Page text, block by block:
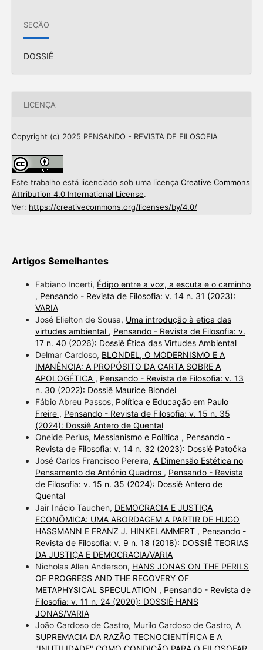
SEÇÃO
DOSSIÊ
LICENÇA
Copyright (c) 2025 PENSANDO - REVISTA DE FILOSOFIA
Este trabalho está licenciado sob uma licença Creative Commons
Attribution 4.0 International License.
Ver: https://creativecommons.org/licenses/by/4.0/
Artigos Semelhantes
Fabiano Incerti, Édipo entre a voz, a escuta e o caminho
, Pensando - Revista de Filosofia: v. 14 n. 31 (2023):
VARIA
José Elielton de Sousa, Uma introdução à etica das
virtudes ambiental , Pensando - Revista de Filosofia: v.
17 n. 40 (2026): Dossiê Ética das Virtudes Ambiental
Delmar Cardoso, BLONDEL, O MODERNISMO E A
IMANÊNCIA: A PROPÓSITO DA CARTA SOBRE A
APOLOGÉTICA , Pensando - Revista de Filosofia: v. 13
n. 30 (2022): Dossiê Maurice Blondel
Fábio Abreu Passos, Política e Educação em Paulo
Freire , Pensando - Revista de Filosofia: v. 15 n. 35
(2024): Dossiê Antero de Quental
Oneide Perius, Messianismo e Política , Pensando -
Revista de Filosofia: v. 14 n. 32 (2023): Dossiê Patočka
José Carlos Francisco Pereira, A Dimensão Estética no
Pensamento de António Quadros , Pensando - Revista
de Filosofia: v. 15 n. 35 (2024): Dossiê Antero de
Quental
Jair Inácio Tauchen, DEMOCRACIA E JUSTIÇA
ECONÔMICA: UMA ABORDAGEM A PARTIR DE HUGO
HASSMANN E FRANZ J. HINKELAMMERT , Pensando -
Revista de Filosofia: v. 9 n. 18 (2018): DOSSIÊ TEORIAS
DA JUSTIÇA E DEMOCRACIA/VARIA
Nicholas Allen Anderson, HANS JONAS ON THE PERILS
OF PROGRESS AND THE RECOVERY OF
METAPHYSICAL SPECULATION , Pensando - Revista de
Filosofia: v. 11 n. 24 (2020): DOSSIÊ HANS
JONAS/VARIA
João Cardoso de Castro, Murilo Cardoso de Castro, A
SUPREMACIA DA RAZÃO TECNOCIENTÍFICA E A